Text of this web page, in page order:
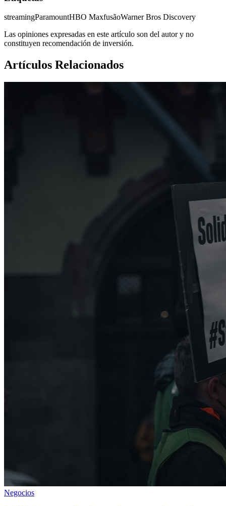
streamingParamountHBO MaxfusãoWarner Bros Discovery
Las opiniones expresadas en este artículo son del autor y no
constituyen recomendación de inversión.
Artículos Relacionados
Negocios